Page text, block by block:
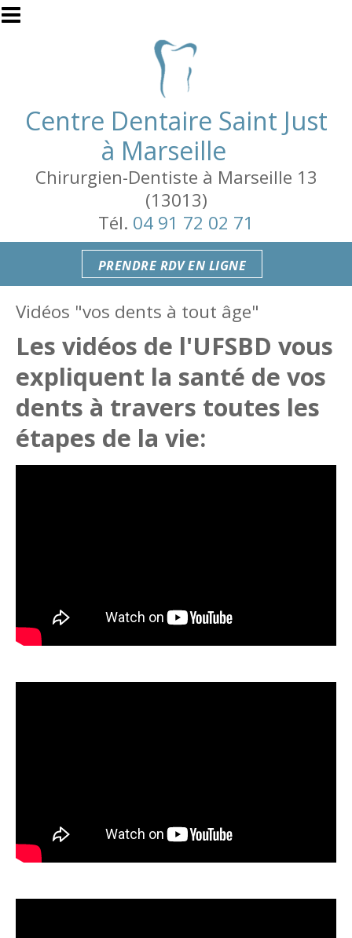
Aller au contenu principal
Centre Dentaire Saint Just
à Marseille
Chirurgien-Dentiste à Marseille 13
(13013)
Tél. 04 91 72 02 71
PRENDRE RDV EN LIGNE
Vidéos "vos dents à tout âge"
Les vidéos de l'UFSBD vous
expliquent la santé de vos
dents à travers toutes les
étapes de la vie: